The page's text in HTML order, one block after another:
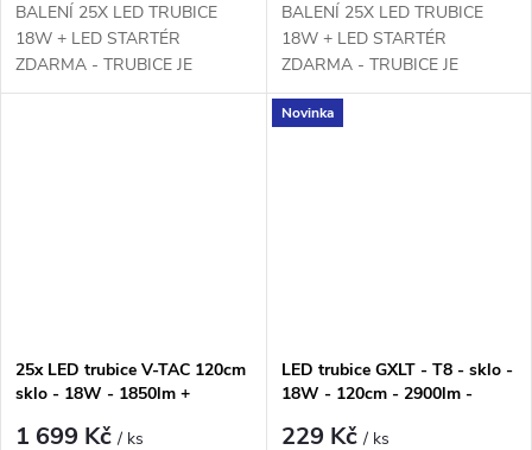
BALENÍ 25X LED TRUBICE
18W + LED STARTÉR
ZDARMA - TRUBICE JE
MOŽNO POUŽÍT DO
BALENÍ 25X LED TRUBICE
18W + LED STARTÉR
ZDARMA - TRUBICE JE
MOŽNO POUŽÍT DO
KLASICKÝCH ZÁŘIVEK S
25x LED trubice V-TAC 120cm
sklo - 18W - 1850lm +
1 699 Kč/ ks
Novinka
LED trubice GXLT - T8 - sklo -
18W - 120cm - 2900lm -
229 Kč/ ks